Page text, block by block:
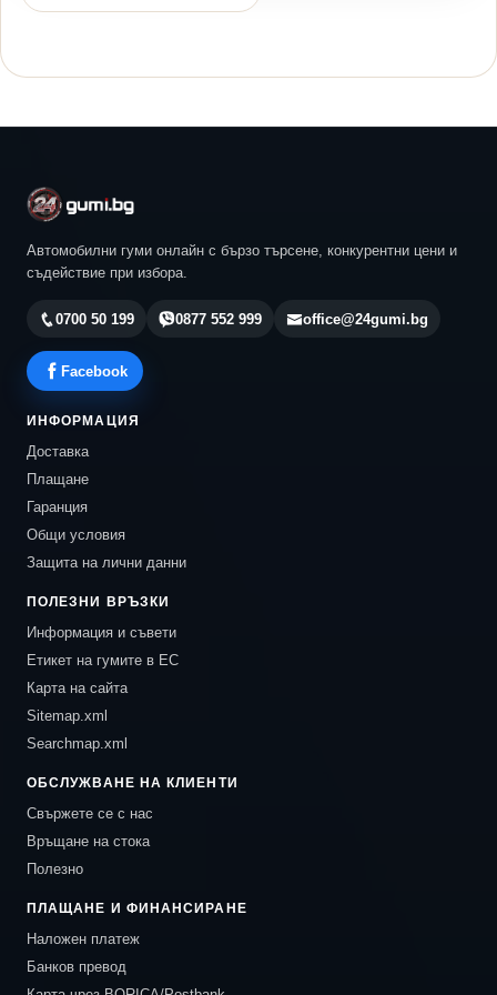
Автомобилни гуми онлайн с бързо търсене, конкурентни цени и
съдействие при избора.
0700 50 199 0877 552 999 office@24gumi.bg
Facebook
ИНФОРМАЦИЯ
Доставка
Плащане
Гаранция
Общи условия
Защита на лични данни
ПОЛЕЗНИ ВРЪЗКИ
Информация и съвети
Етикет на гумите в ЕС
Карта на сайта
Sitemap.xml
Searchmap.xml
ОБСЛУЖВАНЕ НА КЛИЕНТИ
Свържете се с нас
Връщане на стока
Полезно
ПЛАЩАНЕ И ФИНАНСИРАНЕ
Наложен платеж
Банков превод